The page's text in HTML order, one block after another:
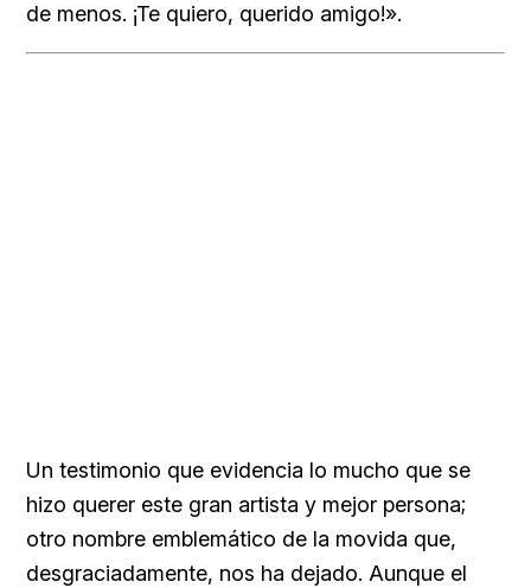
de menos. ¡Te quiero, querido amigo!».
Un testimonio que evidencia lo mucho que se
hizo querer este gran artista y mejor persona;
otro nombre emblemático de la movida que,
desgraciadamente, nos ha dejado. Aunque el